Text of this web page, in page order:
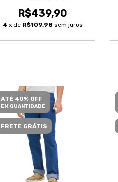
R$439,90
4 x de R$109,98 sem juros
ATÉ 40% OFF
EM QUANTIDADE
FRETE GRÁTIS